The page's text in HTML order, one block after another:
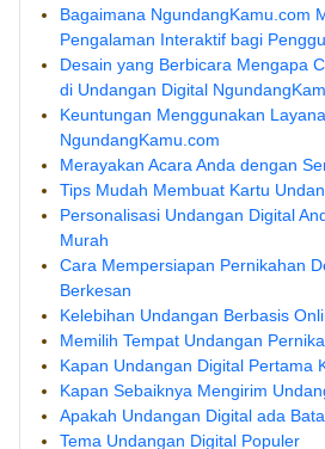
Bagaimana NgundangKamu.com
Pengalaman Interaktif bagi
Desain yang Berbicara Mengapa
di Undangan Digital
Keuntungan Menggunakan
NgundangKamu.com
Merayakan Acara Anda dengan
Tips Mudah Membuat Kartu
Personalisasi Undangan Digital
Murah
Cara Mempersiapan Pernikahan
Berkesan
Kelebihan Undangan Berbasis
Memilih Tempat Undangan
Kapan Undangan Digital Pertama
Kapan Sebaiknya Mengirim
Apakah Undangan Digital ada
Tema Undangan Digital Populer